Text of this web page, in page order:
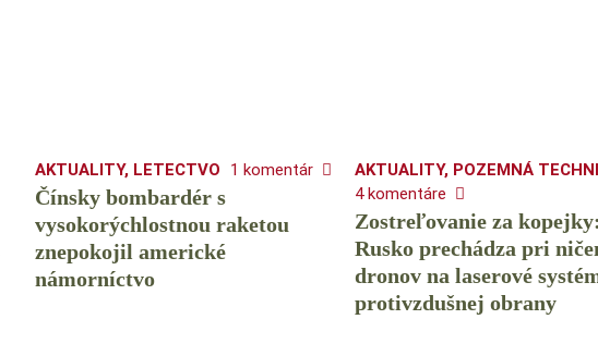
AKTUALITY, LETECTVO 1 komentár
Čínsky bombardér s
vysokorýchlostnou raketou
znepokojil americké
námorníctvo
AKTUALITY, POZEMNÁ
4 komentáre
Zostreľovanie za kopejky:
Rusko prechádza pri
dronov na laserové
protivzdušnej obrany